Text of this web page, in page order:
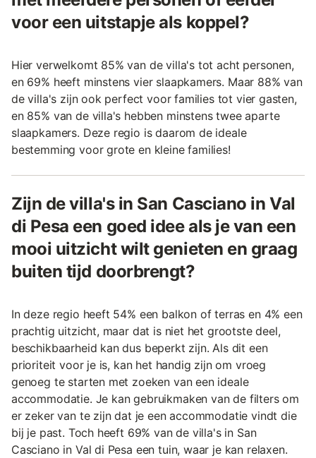
voor een uitstapje als koppel?
Hier verwelkomt 85% van de villa's tot acht personen,
en 69% heeft minstens vier slaapkamers. Maar 88% van
de villa's zijn ook perfect voor families tot vier gasten,
en 85% van de villa's hebben minstens twee aparte
slaapkamers. Deze regio is daarom de ideale
bestemming voor grote en kleine families!
Zijn de villa's in San Casciano in Val
di Pesa een goed idee als je van een
mooi uitzicht wilt genieten en graag
buiten tijd doorbrengt?
In deze regio heeft 54% een balkon of terras en 4% een
prachtig uitzicht, maar dat is niet het grootste deel,
beschikbaarheid kan dus beperkt zijn. Als dit een
prioriteit voor je is, kan het handig zijn om vroeg
genoeg te starten met zoeken van een ideale
accommodatie. Je kan gebruikmaken van de filters om
er zeker van te zijn dat je een accommodatie vindt die
bij je past. Toch heeft 69% van de villa's in San
Casciano in Val di Pesa een tuin, waar je kan relaxen.